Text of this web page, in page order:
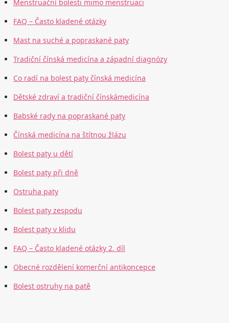
Menstruační bolesti mimo menstruaci
FAQ – Často kladené otázky
Mast na suché a popraskané paty
Tradiční čínská medicína a západní diagnózy
Co radí na bolest paty čínská medicína
Dětské zdraví a tradiční čínskámedicína
Babské rady na popraskané paty
Čínská medicína na štítnou žlázu
Bolest paty u dětí
Bolest paty při dně
Ostruha paty
Bolest paty zespodu
Bolest paty v klidu
FAQ – Často kladené otázky 2. díl
Obecné rozdělení komerční antikoncepce
Bolest ostruhy na patě